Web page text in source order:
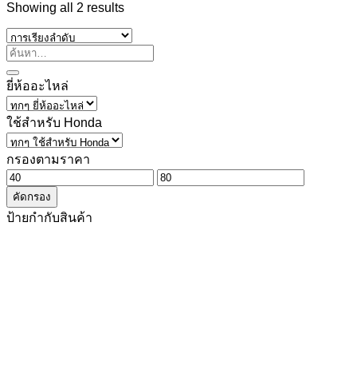
Showing all 2 results
ยี่ห้ออะไหล่
ใช้สำหรับ Honda
กรองตามราคา
ราคา
ต่ำ
สุด
ราคา
คัดกรอง
ป้ายกำกับสินค้า